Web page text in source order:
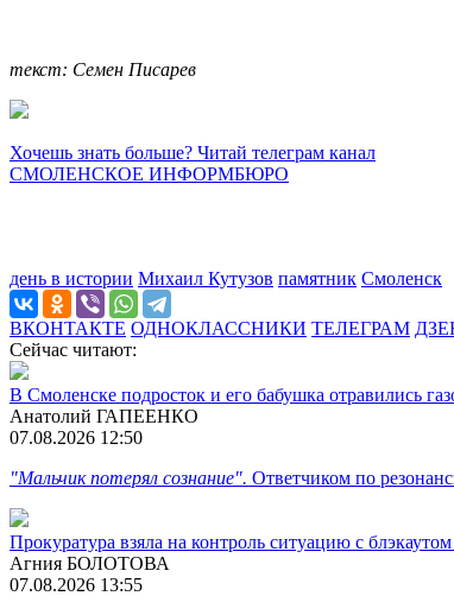
текст: Семен Писарев
Хочешь знать больше? Читай телеграм канал
СМОЛЕНСКОЕ ИНФОРМБЮРО
день в истории Михаил Кутузов памятник Смоленск
ВКОНТАКТЕ ОДНОКЛАССНИКИ ТЕЛЕГРАМ
Сейчас читают:
В Смоленске подросток и его бабушка отравились
Анатолий ГАПЕЕНКО
07.08.2026 12:50
"Мальчик потерял сознание". Ответчиком по
Прокуратура взяла на контроль ситуацию с
Агния БОЛОТОВА
07.08.2026 13:55